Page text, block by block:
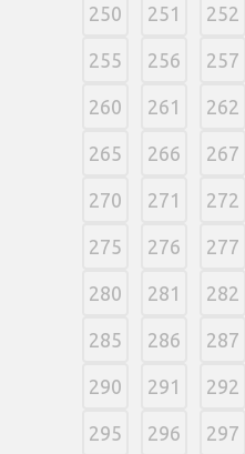
250 251 252
255 256 257
260 261 262
265 266 267
270 271 272
275 276 277
280 281 282
285 286 287
290 291 292
295 296 297